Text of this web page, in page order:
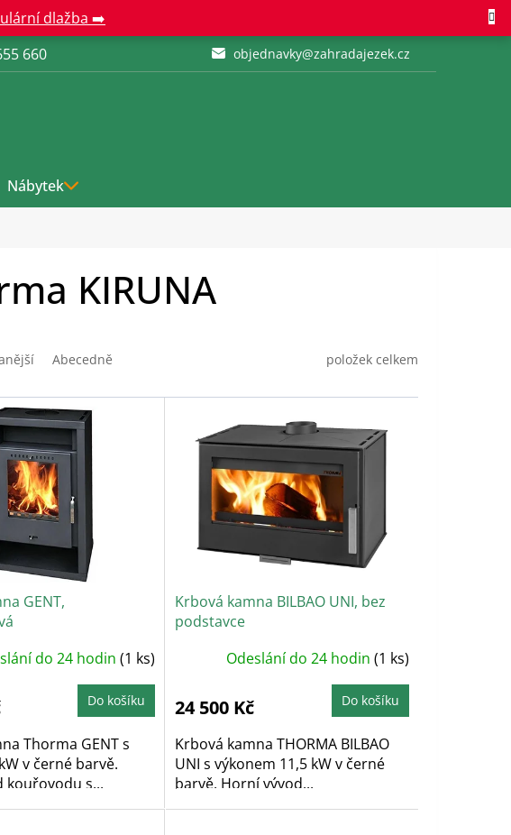
dlažba ➡️
660
objednavky@zahradajezek.cz
Nábytek
KIRUNA
Abecedně položek celkem
GENT,
do 24 hodin (1 ks)
Do košíku
Thorma GENT s
v černé barvě.
kouřovodu s...
Krbová kamna BILBAO UNI, bez
podstavce
Odeslání do 24 hodin (1 ks)
24 500 Kč Do košíku
Krbová kamna THORMA BILBAO
UNI s výkonem 11,5 kW v černé
barvě. Horní vývod...